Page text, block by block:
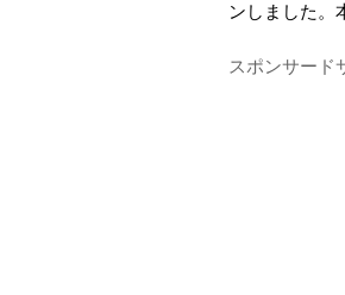
ンしました。
スポンサード